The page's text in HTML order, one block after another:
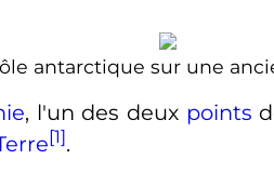
antarctique sur une
, l'un des deux points
[1].